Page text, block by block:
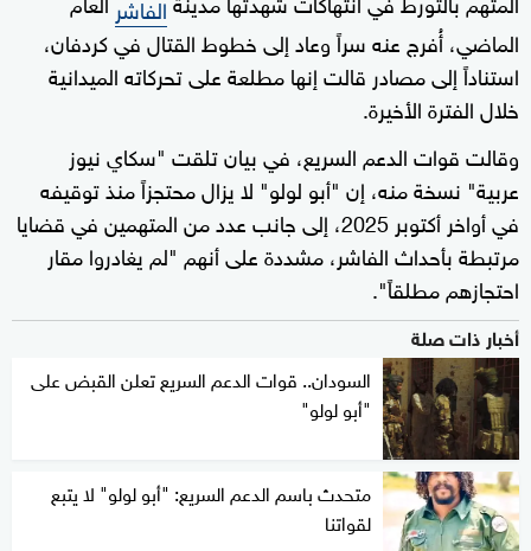
الفاشر
الماضي، أُفرج عنه سراً وعاد إلى خطوط القتال في كردفان،
استناداً إلى مصادر قالت إنها مطلعة على تحركاته الميدانية
خلال الفترة الأخيرة.
وقالت قوات الدعم السريع، في بيان تلقت "سكاي نيوز
عربية" نسخة منه، إن "أبو لولو" لا يزال محتجزاً منذ توقيفه
في أواخر أكتوبر 2025، إلى جانب عدد من المتهمين في قضايا
مرتبطة بأحداث الفاشر، مشددة على أنهم "لم يغادروا مقار
احتجازهم مطلقاً".
أخبار ذات صلة
السودان.. قوات الدعم السريع تعلن القبض على
"أبو لولو"
متحدث باسم الدعم السريع: "أبو لولو" لا يتبع
لقواتنا